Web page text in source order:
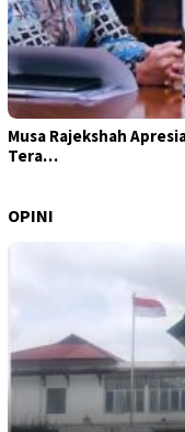
Musa Rajekshah
Tera…
OPINI